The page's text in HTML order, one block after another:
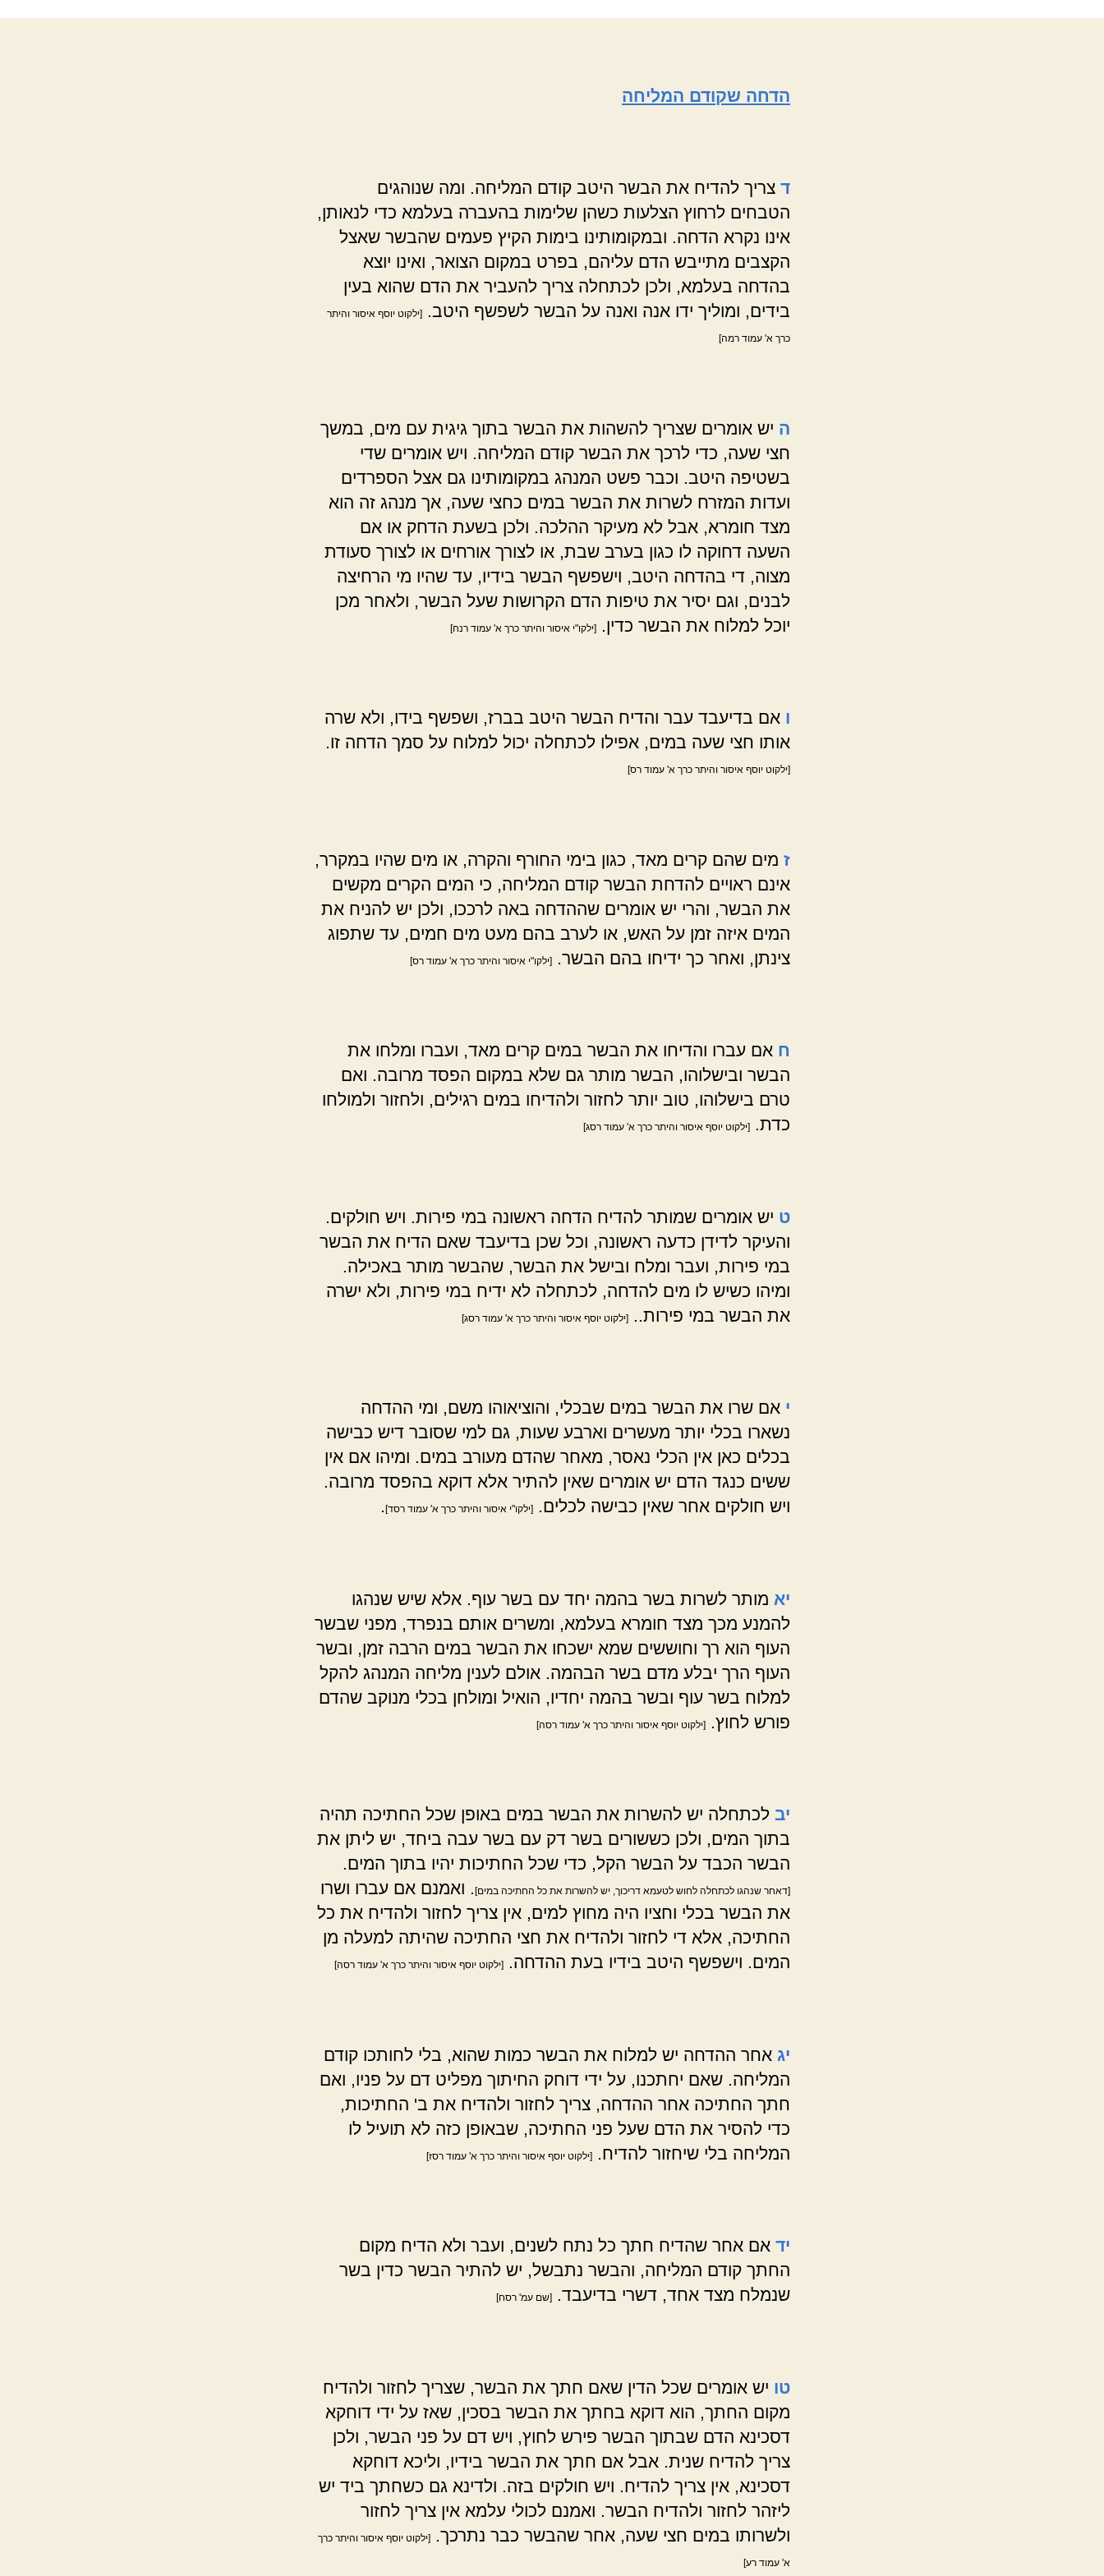
הדחה שקודם המליחה
ד צריך להדיח את הבשר היטב קודם המליחה. ומה שנוהגים
הטבחים לרחוץ הצלעות כשהן שלימות בהעברה בעלמא כדי לנאותן,
אינו נקרא הדחה. ובמקומותינו בימות הקיץ פעמים שהבשר שאצל
הקצבים מתייבש הדם עליהם, בפרט במקום הצואר, ואינו יוצא
בהדחה בעלמא, ולכן לכתחלה צריך להעביר את הדם שהוא בעין
בידים, ומוליך ידו אנה ואנה על הבשר לשפשף היטב.
[ילקוט יוסף איסור והיתר
כרך א' עמוד רמה]
ה יש אומרים שצריך להשהות את הבשר בתוך גיגית עם מים, במשך
חצי שעה, כדי לרכך את הבשר קודם המליחה. ויש אומרים שדי
בשטיפה היטב. וכבר פשט המנהג במקומותינו גם אצל הספרדים
ועדות המזרח לשרות את הבשר במים כחצי שעה, אך מנהג זה הוא
מצד חומרא, אבל לא מעיקר ההלכה. ולכן בשעת הדחק או אם
השעה דחוקה לו כגון בערב שבת, או לצורך אורחים או לצורך סעודת
מצוה, די בהדחה היטב, וישפשף הבשר בידיו, עד שהיו מי הרחיצה
לבנים, וגם יסיר את טיפות הדם הקרושות שעל הבשר, ולאחר מכן
יוכל למלוח את הבשר כדין.
[ילקו"י איסור והיתר כרך א' עמוד רנח]
ו אם בדיעבד עבר והדיח הבשר היטב בברז, ושפשף בידו, ולא שרה
אותו חצי שעה במים, אפילו לכתחלה יכול למלוח על סמך הדחה זו.
[ילקוט יוסף איסור והיתר כרך א' עמוד רס]
ז מים שהם קרים מאד, כגון בימי החורף והקרה, או מים שהיו במקרר,
אינם ראויים להדחת הבשר קודם המליחה, כי המים הקרים מקשים
את הבשר, והרי יש אומרים שההדחה באה לרככו, ולכן יש להניח את
המים איזה זמן על האש, או לערב בהם מעט מים חמים, עד שתפוג
צינתן, ואחר כך ידיחו בהם הבשר.
[ילקו"י איסור והיתר כרך א' עמוד רס]
ח אם עברו והדיחו את הבשר במים קרים מאד, ועברו ומלחו את
הבשר ובישלוהו, הבשר מותר גם שלא במקום הפסד מרובה. ואם
טרם בישלוהו, טוב יותר לחזור ולהדיחו במים רגילים, ולחזור ולמולחו
כדת.
[ילקוט יוסף איסור והיתר כרך א' עמוד רסג]
ט יש אומרים שמותר להדיח הדחה ראשונה במי פירות. ויש חולקים.
והעיקר לדידן כדעה ראשונה, וכל שכן בדיעבד שאם הדיח את הבשר
במי פירות, ועבר ומלח ובישל את הבשר, שהבשר מותר באכילה.
ומיהו כשיש לו מים להדחה, לכתחלה לא ידיח במי פירות, ולא ישרה
את הבשר במי פירות..
[ילקוט יוסף איסור והיתר כרך א' עמוד רסג]
י אם שרו את הבשר במים שבכלי, והוציאוהו משם, ומי ההדחה
נשארו בכלי יותר מעשרים וארבע שעות, גם למי שסובר דיש כבישה
בכלים כאן אין הכלי נאסר, מאחר שהדם מעורב במים. ומיהו אם אין
ששים כנגד הדם יש אומרים שאין להתיר אלא דוקא בהפסד מרובה.
ויש חולקים אחר שאין כבישה לכלים.
[ילקו"י איסור והיתר כרך א' עמוד רסד] .
יא מותר לשרות בשר בהמה יחד עם בשר עוף. אלא שיש שנהגו
להמנע מכך מצד חומרא בעלמא, ומשרים אותם בנפרד, מפני שבשר
העוף הוא רך וחוששים שמא ישכחו את הבשר במים הרבה זמן, ובשר
העוף הרך יבלע מדם בשר הבהמה. אולם לענין מליחה המנהג להקל
למלוח בשר עוף ובשר בהמה יחדיו, הואיל ומולחן בכלי מנוקב שהדם
פורש לחוץ.
[ילקוט יוסף איסור והיתר כרך א' עמוד רסה]
יב לכתחלה יש להשרות את הבשר במים באופן שכל החתיכה תהיה
בתוך המים, ולכן כששורים בשר דק עם בשר עבה ביחד, יש ליתן את
הבשר הכבד על הבשר הקל, כדי שכל החתיכות יהיו בתוך המים.
[דאחר שנהגו לכתחלה לחוש לטעמא דריכוך, יש להשרות את כל החתיכה במים] . ואמנם אם עברו ושרו
את הבשר בכלי וחציו היה מחוץ למים, אין צריך לחזור ולהדיח את כל
החתיכה, אלא די לחזור ולהדיח את חצי החתיכה שהיתה למעלה מן
המים. וישפשף היטב בידיו בעת ההדחה.
[ילקוט יוסף איסור והיתר כרך א' עמוד רסה]
יג אחר ההדחה יש למלוח את הבשר כמות שהוא, בלי לחותכו קודם
המליחה. שאם יחתכנו, על ידי דוחק החיתוך מפליט דם על פניו, ואם
חתך החתיכה אחר ההדחה, צריך לחזור ולהדיח את ב' החתיכות,
כדי להסיר את הדם שעל פני החתיכה, שבאופן כזה לא תועיל לו
המליחה בלי שיחזור להדיח.
[ילקוט יוסף איסור והיתר כרך א' עמוד רסז]
יד אם אחר שהדיח חתך כל נתח לשנים, ועבר ולא הדיח מקום
החתך קודם המליחה, והבשר נתבשל, יש להתיר הבשר כדין בשר
שנמלח מצד אחד, דשרי בדיעבד.
[שם עמ' רסח]
טו יש אומרים שכל הדין שאם חתך את הבשר, שצריך לחזור ולהדיח
מקום החתך, הוא דוקא בחתך את הבשר בסכין, שאז על ידי דוחקא
דסכינא הדם שבתוך הבשר פירש לחוץ, ויש דם על פני הבשר, ולכן
צריך להדיח שנית. אבל אם חתך את הבשר בידיו, וליכא דוחקא
דסכינא, אין צריך להדיח. ויש חולקים בזה. ולדינא גם כשחתך ביד יש
ליזהר לחזור ולהדיח הבשר. ואמנם לכולי עלמא אין צריך לחזור
ולשרותו במים חצי שעה, אחר שהבשר כבר נתרכך.
[ילקוט יוסף איסור והיתר כרך
א' עמוד רע]